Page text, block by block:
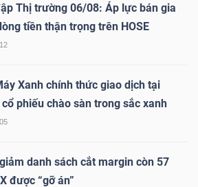
Thị trường 06/08: Áp lực bán gia
tiền thận trọng trên HOSE
Xanh chính thức giao dịch tại
cổ phiếu chào sàn trong sắc xanh
giảm danh sách cắt margin còn 57
được “gỡ án”